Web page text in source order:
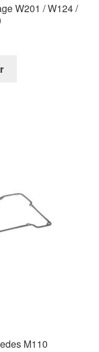
W201 / W124 /
M110